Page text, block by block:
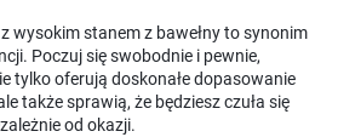
wysokim stanem z bawełny to synonim
Poczuj się swobodnie i pewnie,
tylko oferują doskonałe dopasowanie
także sprawią, że będziesz czuła się
od okazji.